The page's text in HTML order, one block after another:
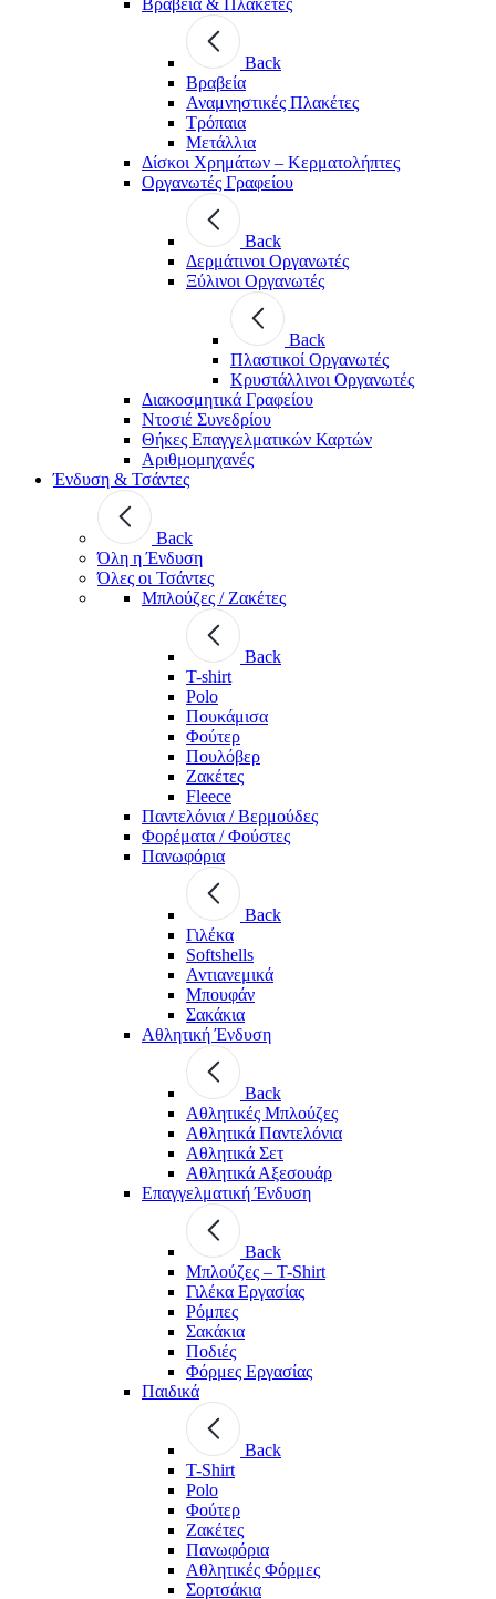
Back
Βραβεία
Αναμνηστικές Πλακέτες
Τρόπαια
Μετάλλια
Δίσκοι Χρημάτων – Κερματολήπτες
Οργανωτές Γραφείου
Back
Δερμάτινοι Οργανωτές
Ξύλινοι Οργανωτές
Back
Πλαστικοί Οργανωτές
Κρυστάλλινοι Οργανωτές
Διακοσμητικά Γραφείου
Ντοσιέ Συνεδρίου
Θήκες Επαγγελματικών Καρτών
Αριθμομηχανές
Ένδυση & Τσάντες
Back
Όλη η Ένδυση
Όλες οι Τσάντες
Μπλούζες / Ζακέτες
Back
T-shirt
Polo
Πουκάμισα
Φούτερ
Πουλόβερ
Ζακέτες
Fleece
Παντελόνια / Βερμούδες
Φορέματα / Φούστες
Πανωφόρια
Back
Γιλέκα
Softshells
Αντιανεμικά
Μπουφάν
Σακάκια
Αθλητική Ένδυση
Back
Aθλητικές Μπλούζες
Αθλητικά Παντελόνια
Αθλητικά Σετ
Αθλητικά Αξεσουάρ
Επαγγελματική Ένδυση
Back
Μπλούζες – T-Shirt
Γιλέκα Εργασίας
Ρόμπες
Σακάκια
Ποδιές
Φόρμες Εργασίας
Παιδικά
Back
T-Shirt
Polo
Φούτερ
Ζακέτες
Πανωφόρια
Αθλητικές Φόρμες
Σορτσάκια